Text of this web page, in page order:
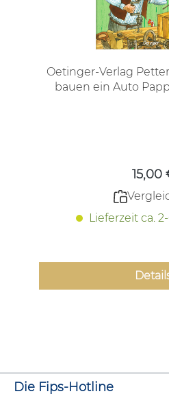
Oetinger-Verlag
bauen ein Auto
15,00
Lieferzeit ca.
Die Fips-Hotline